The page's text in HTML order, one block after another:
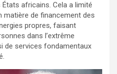
africains. Cela a limité
de financement des
propres, faisant
dans l’extrême
de services fondamentaux